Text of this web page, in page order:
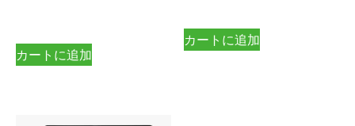
カートに追加
カートに追加